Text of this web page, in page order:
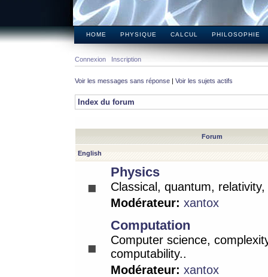
HOME PHYSIQUE CALCUL PHILOSOPHIE
Connexion Inscription
Voir les messages sans réponse | Voir les sujets actifs
Index du forum
Forum
English
Physics
Classical, quantum,
Modérateur: xantox
Computation
Computer science,
computability..
Modérateur: xantox